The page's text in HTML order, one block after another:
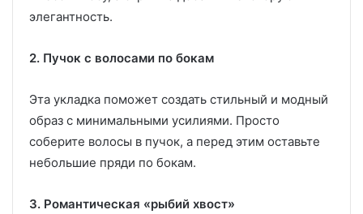
элегантность.
2. Пучок с волосами по бокам
Эта укладка поможет создать стильный и модный
образ с минимальными усилиями. Просто
соберите волосы в пучок, а перед этим оставьте
небольшие пряди по бокам.
3. Романтическая «рыбий хвост»